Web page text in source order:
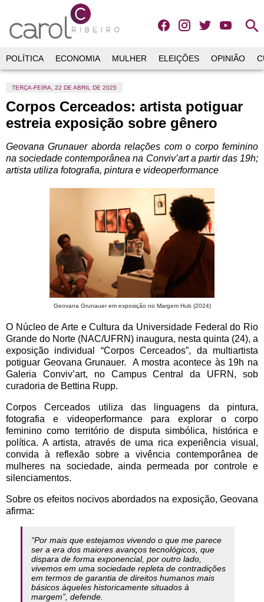
search
POLÍTICA ECONOMIA MULHER ELEIÇÕES OPINIÃO
TERÇA-FEIRA, 22 DE ABRIL DE 2025
Corpos Cerceados: artista potiguar
estreia exposição sobre gênero
Geovana Grunauer aborda relações com o corpo feminino
na sociedade contemporânea na Conviv’art a partir das 19h;
artista utiliza fotografia, pintura e videoperformance
Geovana Grunauer em exposição no Margem Hub (2024)
O Núcleo de Arte e Cultura da Universidade Federal do Rio
Grande do Norte (NAC/UFRN) inaugura, nesta quinta (24), a
exposição individual “Corpos Cerceados”, da multiartista
potiguar Geovana Grunauer. A mostra acontece às 19h na
Galeria Conviv’art, no Campus Central da UFRN, sob
curadoria de Bettina Rupp.
Corpos Cerceados utiliza das linguagens da pintura,
fotografia e videoperformance para explorar o corpo
feminino como território de disputa simbólica, histórica e
política. A artista, através de uma rica experiência visual,
convida à reflexão sobre a vivência contemporânea de
mulheres na sociedade, ainda permeada por controle e
silenciamentos.
Sobre os efeitos nocivos abordados na exposição, Geovana
afirma:
“Por mais que estejamos vivendo o que me parece
ser a era dos maiores avanços tecnológicos, que
dispara de forma exponencial, por outro lado,
vivemos em uma sociedade repleta de contradições
em termos de garantia de direitos humanos mais
básicos àqueles historicamente situados à
margem”, defende.